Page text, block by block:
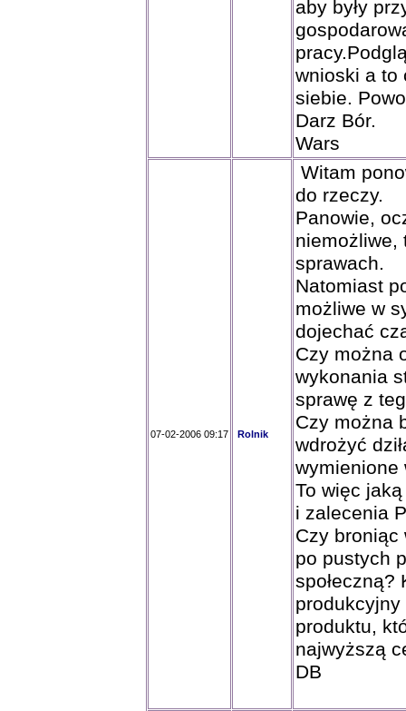
aby były
wnioski a to
siebie.
Darz Bór.
Wars
07-02-2006 09:17 Rolnik
Witam
do rzeczy.
Panowie,
niemożliwe,
sprawach.
Natomiast
możliwe w
dojechać
Czy można
wykonania
sprawę z
Czy można
wdrożyć
wymienione
To więc
i zalecenia
Czy broniąc
po pustych
społeczną?
produkcyjny
produktu,
najwyższą
DB